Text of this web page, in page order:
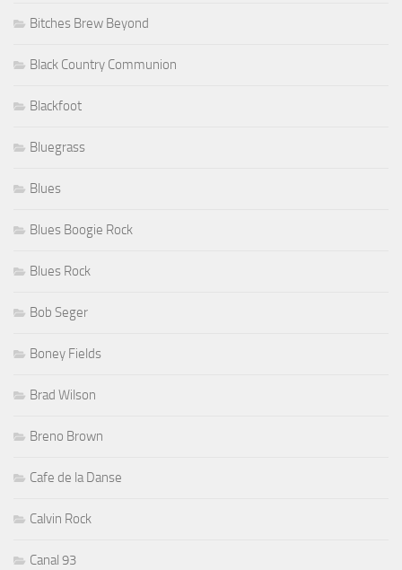
Bitches Brew Beyond
Black Country Communion
Blackfoot
Bluegrass
Blues
Blues Boogie Rock
Blues Rock
Bob Seger
Boney Fields
Brad Wilson
Breno Brown
Cafe de la Danse
Calvin Rock
Canal 93